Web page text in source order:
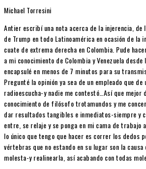
Michael Torresini
Antier escribí una nota acerca de la injerencia, de
de Trump en todo Latinoamérica en ocasión de la
cuate de extrema derecha en Colombia. Pude
a mi conocimiento de Colombia y Venezuela desde
encapsulé en menos de 7 minutos para su
Pregunté la opinión ya sea de un empleado que
radioescucha-y nadie me contestó…Así que mejor
conocimiento de filósofo trotamundos y me
dar resultados tangibles e inmediatos-siempre y
entre, se relaje y se ponga en mi cama de trabajo
lo único que tengo que hacer es correr los dedos
vértebras que no estando en su lugar son la
molesta-y realinearla, así acabando con todas